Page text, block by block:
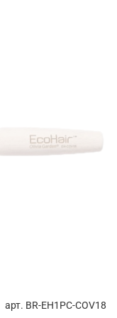
арт. BR-EH1PC-COV18